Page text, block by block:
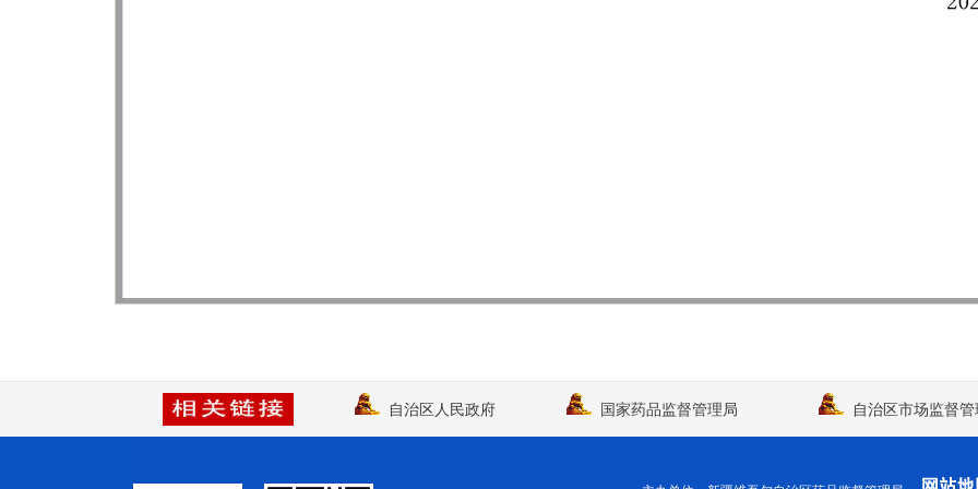
自治区人民政府 国家药品监督管理局 自治区市场监督管